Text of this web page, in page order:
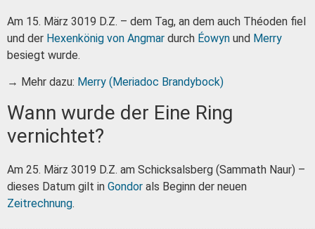
Am 15. März 3019 D.Z. – dem Tag, an dem auch Théoden fiel
und der Hexenkönig von Angmar durch Éowyn und Merry
besiegt wurde.
→ Mehr dazu: Merry (Meriadoc Brandybock)
Wann wurde der Eine Ring
vernichtet?
Am 25. März 3019 D.Z. am Schicksalsberg (Sammath Naur) –
dieses Datum gilt in Gondor als Beginn der neuen
Zeitrechnung.